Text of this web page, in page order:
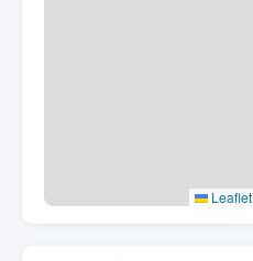
Leaflet